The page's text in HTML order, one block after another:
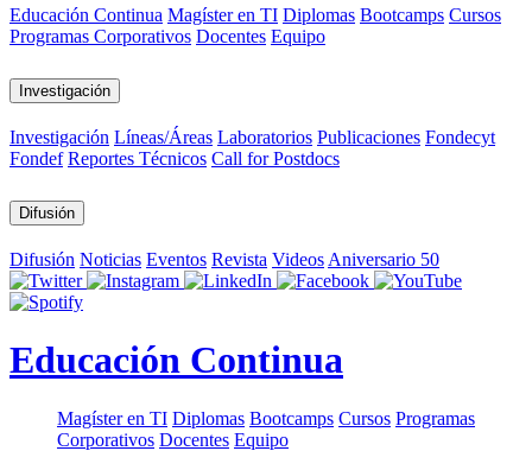
Educación Continua Magíster en TI Diplomas Bootcamps Cursos
Programas Corporativos Docentes Equipo
Investigación
Investigación Líneas/Áreas Laboratorios Publicaciones Fondecyt
Fondef Reportes Técnicos Call for Postdocs
Difusión
Difusión Noticias Eventos Revista Videos Aniversario 50
Educación Continua
Magíster en TI Diplomas Bootcamps Cursos Programas
Corporativos Docentes Equipo